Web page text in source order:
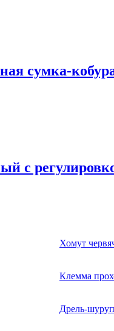
сумка-
с
Хомут
Клемма
Дрель-